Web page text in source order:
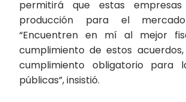
permitirá que estas
producción para el
“Encuentren en mí al mejor
cumplimiento de estos
cumplimiento obligatorio para
públicas”, insistió.